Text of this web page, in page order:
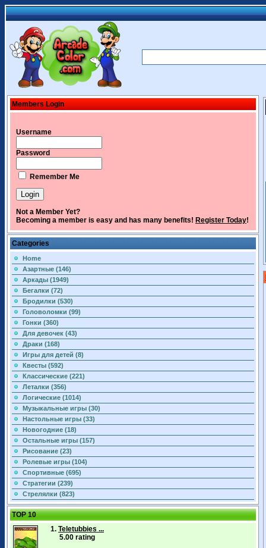
Members Login
Username
Password
Remember Me
Not a Member Yet?
Becoming a member is easy and has many benefits! Register Today!
Categories
Home
Азартные (146)
Аркады (1949)
Бегалки (72)
Бродилки (530)
Головоломки (99)
Гонки (360)
Для девочек (43)
Драки (168)
Игры для детей (8)
Квесты (592)
Классические (221)
Леталки (356)
Логические (1014)
Музыкальные игры (30)
Настольные игры (33)
Новогодние (18)
Остальные игры (157)
Рисование (23)
Ролевые игры (104)
Спортивные (695)
Стратегии (239)
Стрелялки (823)
TOP 10
1. Teletubbies ...
5.00 rating